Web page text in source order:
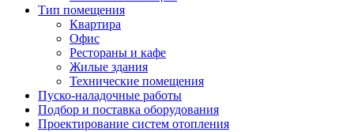
Тип помещения
Квартира
Офис
Рестораны и кафе
Жилые здания
Технические помещения
Пуско-наладочные работы
Подбор и поставка оборудования
Проектирование систем отопления